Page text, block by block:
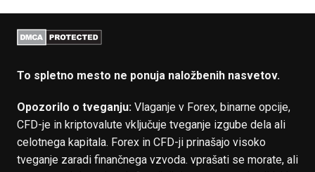
To spletno mesto ne ponuja naložbenih nasvetov.
Opozorilo o tveganju:Vlaganje v Forex, binarne opcije,
CFD-je in kriptovalute vključuje tveganje izgube dela ali
celotnega kapitala. Forex in CFD-ji prinašajo visoko
tveganje zaradi finančnega vzvoda. vprašati se morate, ali